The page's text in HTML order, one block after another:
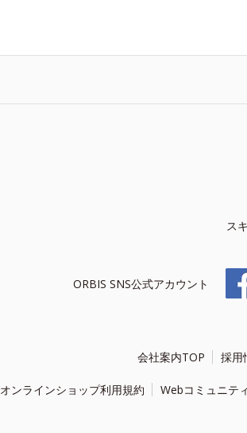
ス
ORBIS SNS公式アカウント
会社案内TOP 採用
オンラインショップ利用規約 Webコミュニテ